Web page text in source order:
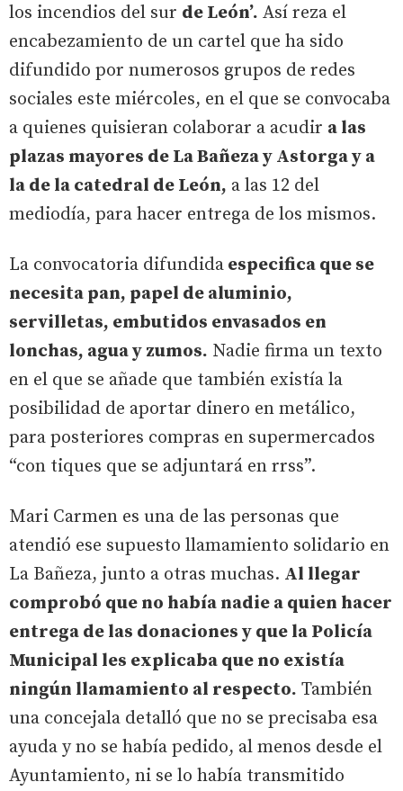
los incendios del sur de León’. Así reza el
encabezamiento de un cartel que ha sido
difundido por numerosos grupos de redes
sociales este miércoles, en el que se convocaba
a quienes quisieran colaborar a acudir a las
plazas mayores de La Bañeza y Astorga y a
la de la catedral de León, a las 12 del
mediodía, para hacer entrega de los mismos.
La convocatoria difundida especifica que se
necesita pan, papel de aluminio,
servilletas, embutidos envasados en
lonchas, agua y zumos. Nadie firma un texto
en el que se añade que también existía la
posibilidad de aportar dinero en metálico,
para posteriores compras en supermercados
“con tiques que se adjuntará en rrss”.
Mari Carmen es una de las personas que
atendió ese supuesto llamamiento solidario en
La Bañeza, junto a otras muchas. Al llegar
comprobó que no había nadie a quien hacer
entrega de las donaciones y que la Policía
Municipal les explicaba que no existía
ningún llamamiento al respecto. También
una concejala detalló que no se precisaba esa
ayuda y no se había pedido, al menos desde el
Ayuntamiento, ni se lo había transmitido